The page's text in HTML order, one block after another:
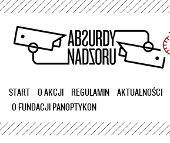
Przejdź
treści
START O AKCJI REGULAMIN
AKTUALNOŚCI
O FUNDACJI PANOPTYKON